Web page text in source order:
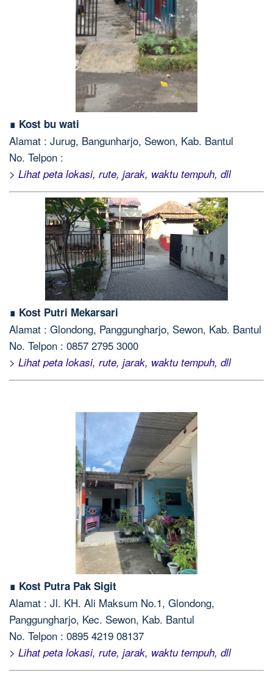
∎ Kost bu wati
Alamat : Jurug, Bangunharjo, Sewon, Kab. Bantul
No. Telpon :
> Lihat peta lokasi, rute, jarak, waktu tempuh, dll
∎ Kost Putri Mekarsari
Alamat : Glondong, Panggungharjo, Sewon, Kab. Bantul
No. Telpon : 0857 2795 3000
> Lihat peta lokasi, rute, jarak, waktu tempuh, dll
∎ Kost Putra Pak Sigit
Alamat : Jl. KH. Ali Maksum No.1, Glondong,
Panggungharjo, Kec. Sewon, Kab. Bantul
No. Telpon : 0895 4219 08137
> Lihat peta lokasi, rute, jarak, waktu tempuh, dll